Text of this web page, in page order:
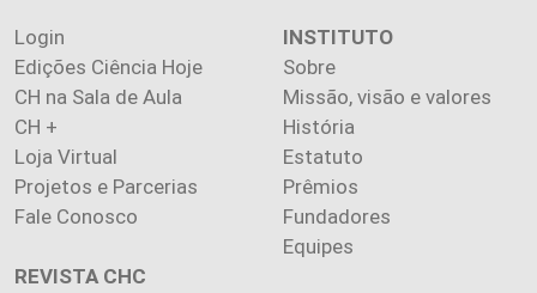
Login
Edições Ciência Hoje
CH na Sala de Aula
CH +
Loja Virtual
Projetos e Parcerias
Fale Conosco
INSTITUTO
Sobre
Missão, visão e valores
História
Estatuto
Prêmios
Fundadores
Equipes
REVISTA CHC